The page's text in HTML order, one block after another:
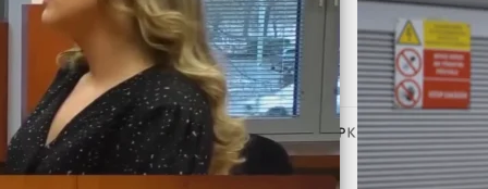
Vytvořeno od